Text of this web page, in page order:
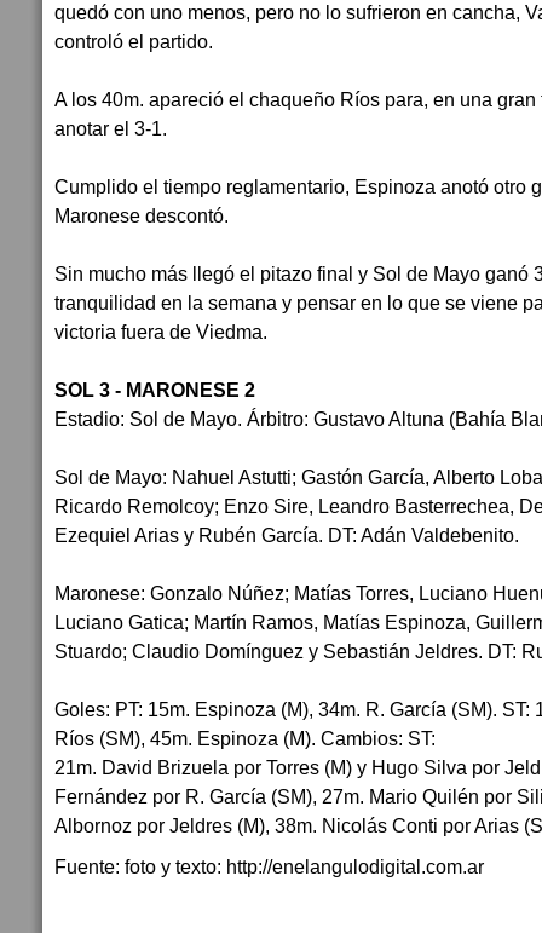
quedó con uno menos, pero no lo sufrieron en cancha,
controló el partido.
A los 40m. apareció el chaqueño Ríos para, en una
anotar el 3-1.
Cumplido el tiempo reglamentario, Espinoza anotó otro
Maronese descontó.
Sin mucho más llegó el pitazo final y Sol de Mayo ganó
tranquilidad en la semana y pensar en lo que se viene
victoria fuera de Viedma.
SOL 3 - MARONESE 2
Estadio: Sol de Mayo. Árbitro: Gustavo Altuna (Bahía
Sol de Mayo: Nahuel Astutti; Gastón García, Alberto
Ricardo Remolcoy; Enzo Sire, Leandro Basterrechea,
Ezequiel Arias y Rubén García. DT: Adán Valdebenito.
Maronese: Gonzalo Núñez; Matías Torres, Luciano
Luciano Gatica; Martín Ramos, Matías Espinoza,
Stuardo; Claudio Domínguez y Sebastián Jeldres. DT:
Goles: PT: 15m. Espinoza (M), 34m. R. García (SM). ST:
Ríos (SM), 45m. Espinoza (M). Cambios: ST:
21m. David Brizuela por Torres (M) y Hugo Silva por
Fernández por R. García (SM), 27m. Mario Quilén por
Albornoz por Jeldres (M), 38m. Nicolás Conti por Arias
Fuente: foto y texto: http://enelangulodigital.com.ar